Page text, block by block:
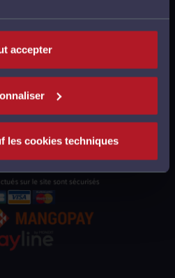
accepter
les cookies techniques